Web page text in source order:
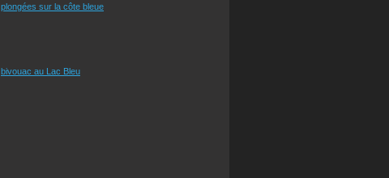
plongées sur la côte bleue
bivouac au Lac Bleu